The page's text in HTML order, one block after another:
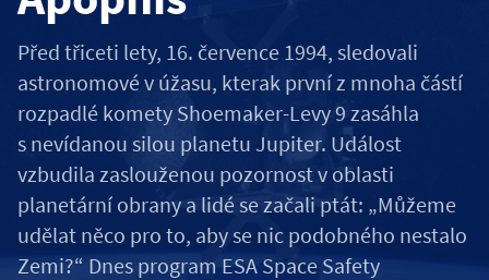
Před třiceti lety, 16. července 1994, sledovali
astronomové v úžasu, kterak první z mnoha částí
rozpadlé komety Shoemaker-Levy 9 zasáhla
s nevídanou silou planetu Jupiter. Událost
vzbudila zaslouženou pozornost v oblasti
planetární obrany a lidé se začali ptát: „Můžeme
udělat něco pro to, aby se nic podobného nestalo
Zemi?“ Dnes program ESA Space Safety